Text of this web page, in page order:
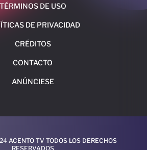
TÉRMINOS DE USO
DE PRIVACIDAD
CRÉDITOS
CONTACTO
ANÚNCIESE
ACENTO TV TODOS LOS DERECHOS
RESERVADOS